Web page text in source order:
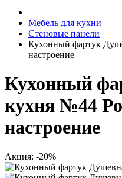
Мебель для кухни
Стеновые панели
Кухонный фартук
настроение
Кухонный
кухня №44
настроение
Акция: -20%